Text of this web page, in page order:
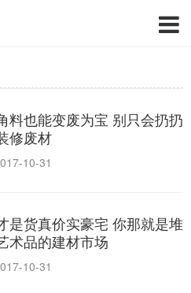
料也能变废为宝 别只会扔扔
修废材
10-31
是货真价实豪宅 你那就是堆
术品的建材市场
10-31